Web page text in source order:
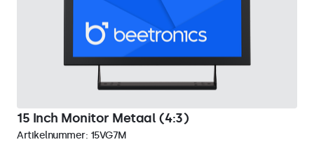
15 Inch Monitor Metaal (4:3)
Artikelnummer: 15VG7M